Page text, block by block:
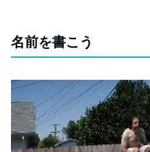
名前を書こう